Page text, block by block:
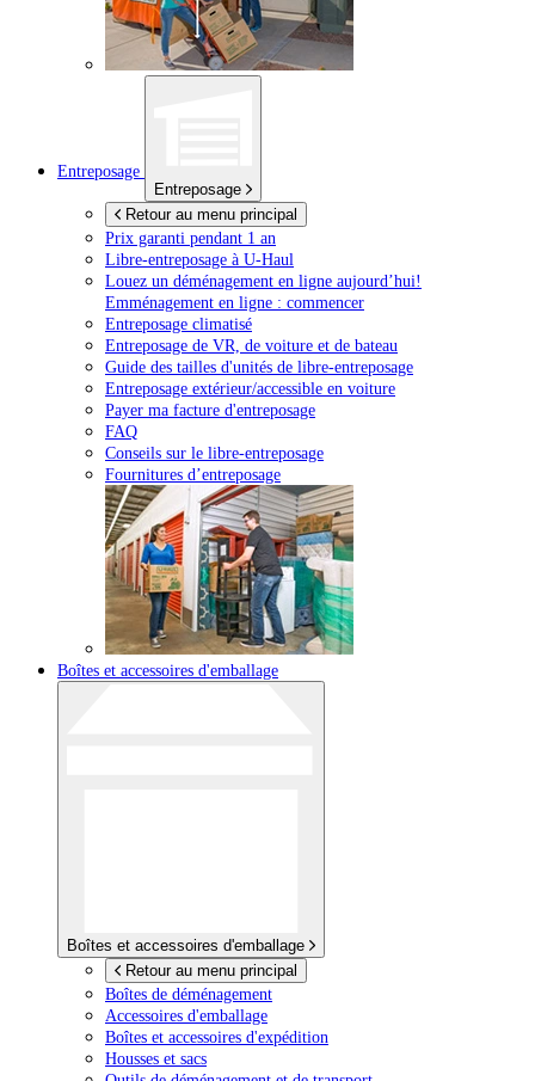
Entreposage
Entreposage
Retour au menu principal
Prix garanti pendant 1 an
Libre-entreposage à U-Haul
Louez un déménagement en ligne aujourd’hui!
Emménagement en ligne : commencer
Entreposage climatisé
Entreposage de VR, de voiture et de bateau
Guide des tailles d'unités de libre-entreposage
Entreposage extérieur/accessible en voiture
Payer ma facture d'entreposage
FAQ
Conseils sur le libre-entreposage
Fournitures d’entreposage
Boîtes et accessoires d'emballage
Boîtes et accessoires d'emballage
Retour au menu principal
Boîtes de déménagement
Accessoires d'emballage
Boîtes et accessoires d'expédition
Housses et sacs